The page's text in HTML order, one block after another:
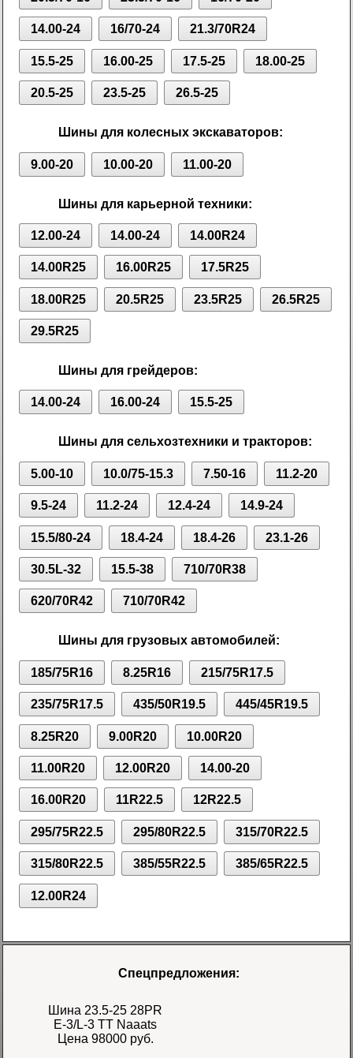
14.00-24 16/70-24 21.3/70R24
15.5-25 16.00-25 17.5-25 18.00-25
20.5-25 23.5-25 26.5-25
Шины для колесных экскаваторов:
9.00-20 10.00-20 11.00-20
Шины для карьерной техники:
12.00-24 14.00-24 14.00R24
14.00R25 16.00R25 17.5R25
18.00R25 20.5R25 23.5R25 26.5R25
29.5R25
Шины для грейдеров:
14.00-24 16.00-24 15.5-25
Шины для сельхозтехники и тракторов:
5.00-10 10.0/75-15.3 7.50-16 11.2-20
9.5-24 11.2-24 12.4-24 14.9-24
15.5/80-24 18.4-24 18.4-26 23.1-26
30.5L-32 15.5-38 710/70R38
620/70R42 710/70R42
Шины для грузовых автомобилей:
185/75R16 8.25R16 215/75R17.5
235/75R17.5 435/50R19.5 445/45R19.5
8.25R20 9.00R20 10.00R20
11.00R20 12.00R20 14.00-20
16.00R20 11R22.5 12R22.5
295/75R22.5 295/80R22.5 315/70R22.5
315/80R22.5 385/55R22.5 385/65R22.5
12.00R24
Спецпредложения:
Шина 23.5-25 28PR
E-3/L-3 TT Naaats
Цена 98000 руб.